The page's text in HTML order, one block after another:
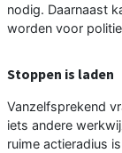
nodig. Daarnaast
worden voor
Stoppen is laden
Vanzelfsprekend
iets andere
ruime actieradius